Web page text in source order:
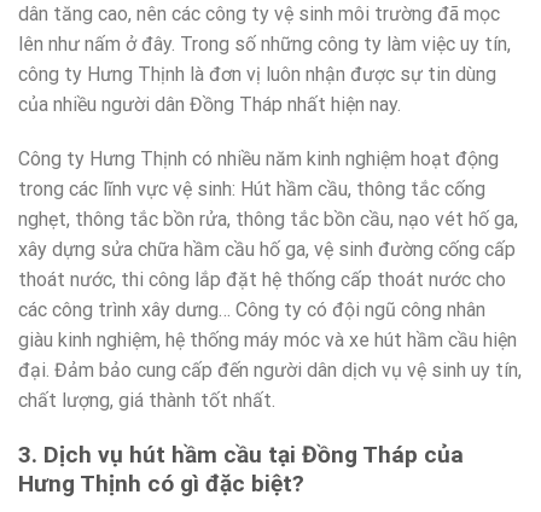
dân tăng cao, nên các công ty vệ sinh môi trường đã mọc
lên như nấm ở đây. Trong số những công ty làm việc uy tín,
công ty Hưng Thịnh là đơn vị luôn nhận được sự tin dùng
của nhiều người dân Đồng Tháp nhất hiện nay.
Công ty Hưng Thịnh có nhiều năm kinh nghiệm hoạt động
trong các lĩnh vực vệ sinh: Hút hầm cầu, thông tắc cống
nghẹt, thông tắc bồn rửa, thông tắc bồn cầu, nạo vét hố ga,
xây dựng sửa chữa hầm cầu hố ga, vệ sinh đường cống cấp
thoát nước, thi công lắp đặt hệ thống cấp thoát nước cho
các công trình xây dưng… Công ty có đội ngũ công nhân
giàu kinh nghiệm, hệ thống máy móc và xe hút hầm cầu hiện
đại. Đảm bảo cung cấp đến người dân dịch vụ vệ sinh uy tín,
chất lượng, giá thành tốt nhất.
3. Dịch vụ hút hầm cầu tại Đồng Tháp của
Hưng Thịnh có gì đặc biệt?